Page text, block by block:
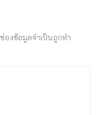
ช่องข้อมูลจำเป็นถูกทำ